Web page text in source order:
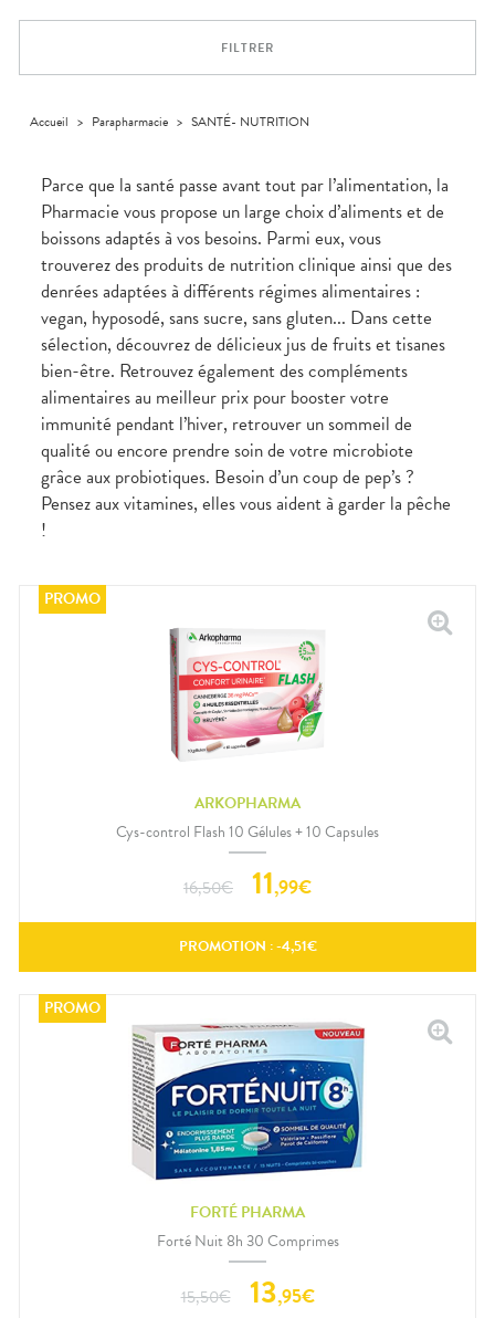
pharmacie
Solaire
APPLICATION
FILTRER
Accueil > Parapharmacie > SANTÉ- NUTRITION
Parce que la santé passe avant tout par l’alimentation, la
Pharmacie vous propose un large choix d’aliments et de
boissons adaptés à vos besoins. Parmi eux, vous
trouverez des produits de nutrition clinique ainsi que des
denrées adaptées à différents régimes alimentaires :
vegan, hyposodé, sans sucre, sans gluten... Dans cette
sélection, découvrez de délicieux jus de fruits et tisanes
bien-être. Retrouvez également des compléments
alimentaires au meilleur prix pour booster votre
immunité pendant l’hiver, retrouver un sommeil de
qualité ou encore prendre soin de votre microbiote
grâce aux probiotiques. Besoin d’un coup de pep’s ?
Pensez aux vitamines, elles vous aident à garder la pêche
!
ARKOPHARMA
Cys-control Flash 10 Gélules + 10 Capsules
16,50€ 11,99€
PROMOTION : -4,51€
FORTÉ PHARMA
Forté Nuit 8h 30 Comprimes
15,50€ 13,95€